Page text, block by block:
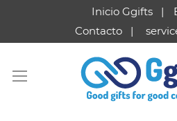
Inicio Ggifts
Contacto